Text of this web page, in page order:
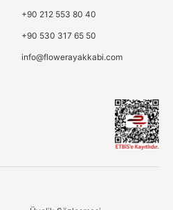
+90 212 553 80 40
+90 530 317 65 50
info@flowerayakkabi.com